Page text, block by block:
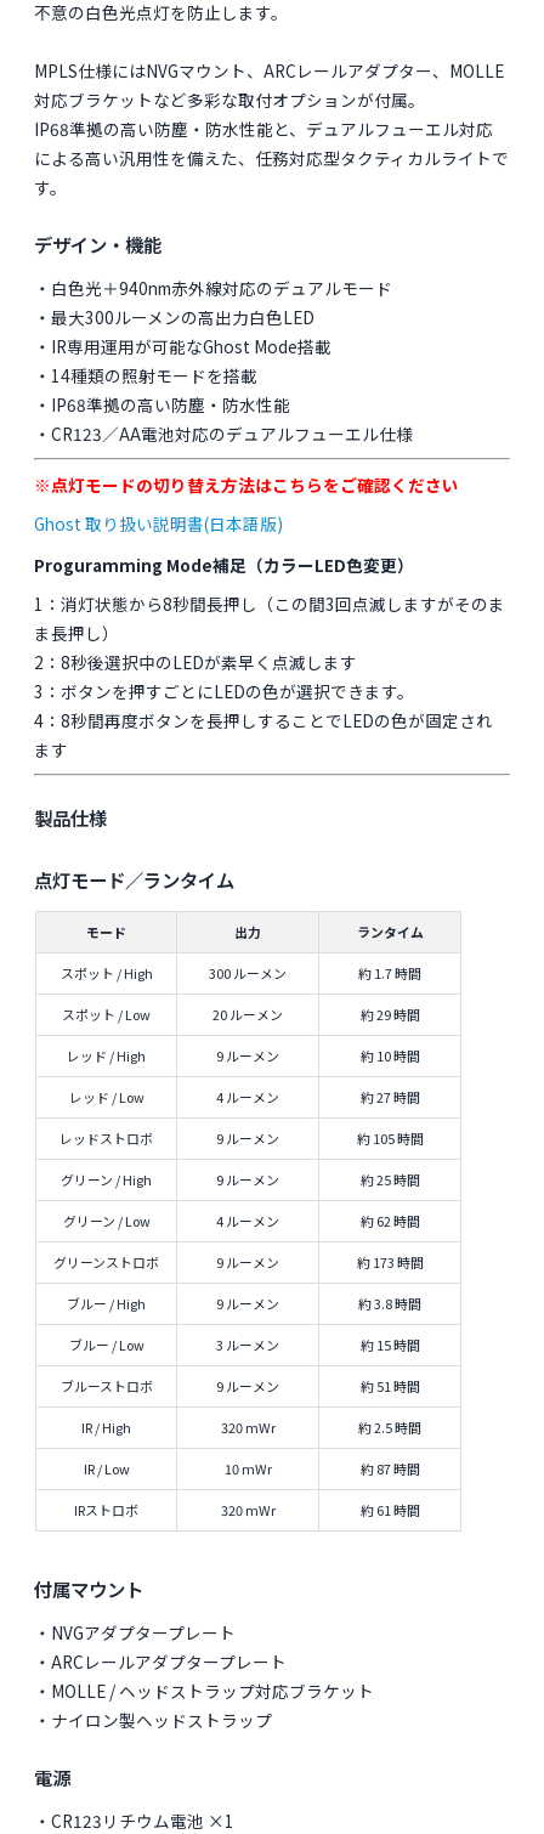
不意の白色光点灯を防止します。
MPLS仕様にはNVGマウント、ARCレールアダプター、MOLLE
対応ブラケットなど多彩な取付オプションが付属。
IP68準拠の高い防塵・防水性能と、デュアルフューエル対応
による高い汎用性を備えた、任務対応型タクティカルライトで
す。
デザイン・機能
・白色光＋940nm赤外線対応のデュアルモード
・最大300ルーメンの高出力白色LED
・IR専用運用が可能なGhost Mode搭載
・14種類の照射モードを搭載
・IP68準拠の高い防塵・防水性能
・CR123／AA電池対応のデュアルフューエル仕様
※点灯モードの切り替え方法はこちらをご確認ください
Ghost 取り扱い説明書(日本語版)
Proguramming Mode補足（カラーLED色変更）
1：消灯状態から8秒間長押し（この間3回点滅しますがそのま
ま長押し）
2：8秒後選択中のLEDが素早く点滅します
3：ボタンを押すごとにLEDの色が選択できます。
4：8秒間再度ボタンを長押しすることでLEDの色が固定され
ます
製品仕様
点灯モード／ランタイム
モード 出力 ランタイム
スポット / High 300 ルーメン 約 1.7 時間
スポット / Low 20 ルーメン 約 29 時間
レッド / High 9 ルーメン 約 10 時間
レッド / Low 4 ルーメン 約 27 時間
レッドストロボ 9 ルーメン 約 105 時間
グリーン / High 9 ルーメン 約 25 時間
グリーン / Low 4 ルーメン 約 62 時間
グリーンストロボ 9 ルーメン 約 173 時間
ブルー / High 9 ルーメン 約 3.8 時間
ブルー / Low 3 ルーメン 約 15 時間
ブルーストロボ 9 ルーメン 約 51 時間
IR / High 320 mWr 約 2.5 時間
IR / Low 10 mWr 約 87 時間
IRストロボ 320 mWr 約 61 時間
付属マウント
・NVGアダプタープレート
・ARCレールアダプタープレート
・MOLLE / ヘッドストラップ対応ブラケット
・ナイロン製ヘッドストラップ
電源
・CR123リチウム電池 ×1